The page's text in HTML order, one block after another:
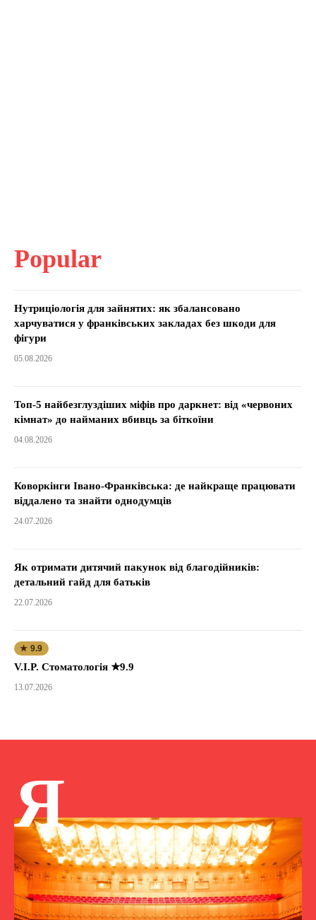
Popular
Нутриціологія для зайнятих: як збалансовано
харчуватися у франківських закладах без шкоди для
фігури
05.08.2026
Топ-5 найбезглуздіших міфів про даркнет: від «червоних
кімнат» до найманих вбивць за біткоїни
04.08.2026
Коворкінги Івано-Франківська: де найкраще працювати
віддалено та знайти однодумців
24.07.2026
Як отримати дитячий пакунок від благодійників:
детальний гайд для батьків
22.07.2026
★ 9.9
V.I.P. Стоматологія ★9.9
13.07.2026
Я